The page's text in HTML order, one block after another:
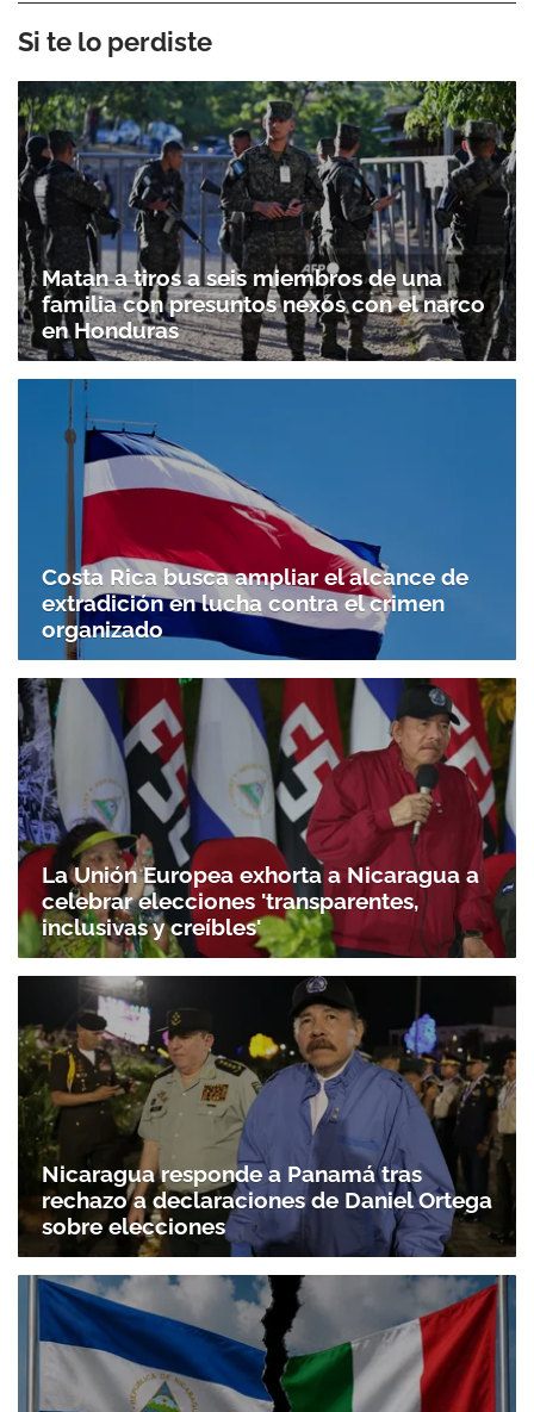
Si te lo perdiste
Matan a tiros a seis miembros de una
familia con presuntos nexos con el narco
en Honduras
Costa Rica busca ampliar el alcance de
extradición en lucha contra el crimen
organizado
La Unión Europea exhorta a Nicaragua a
celebrar elecciones 'transparentes,
inclusivas y creíbles'
Nicaragua responde a Panamá tras
rechazo a declaraciones de Daniel Ortega
sobre elecciones